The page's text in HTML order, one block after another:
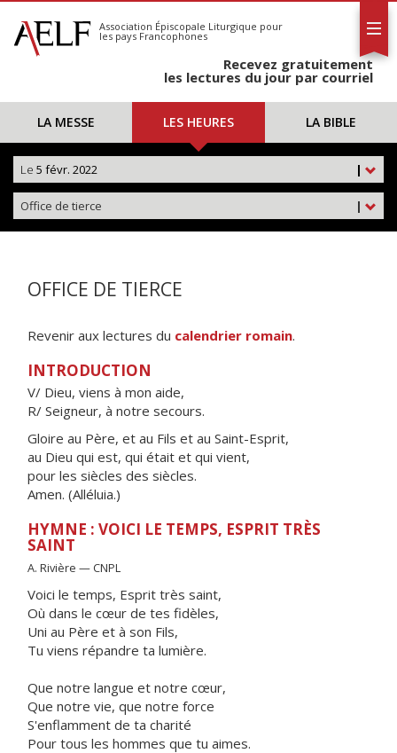
S'abonner
Calendrier
Association Épiscopale Liturgique pour
les pays Francophones
Recevez gratuitement
les lectures du jour par courriel
LA MESSE LES HEURES LA BIBLE
|
Le 5 févr. 2022
|
Office de tierce
OFFICE DE TIERCE
Revenir aux lectures du calendrier romain.
INTRODUCTION
V/ Dieu, viens à mon aide,
R/ Seigneur, à notre secours.
Gloire au Père, et au Fils et au Saint-Esprit,
au Dieu qui est, qui était et qui vient,
pour les siècles des siècles.
Amen. (Alléluia.)
HYMNE : VOICI LE TEMPS, ESPRIT TRÈS
SAINT
A. Rivière — CNPL
Voici le temps, Esprit très saint,
Où dans le cœur de tes fidèles,
Uni au Père et à son Fils,
Tu viens répandre ta lumière.
Que notre langue et notre cœur,
Que notre vie, que notre force
S'enflamment de ta charité
Pour tous les hommes que tu aimes.